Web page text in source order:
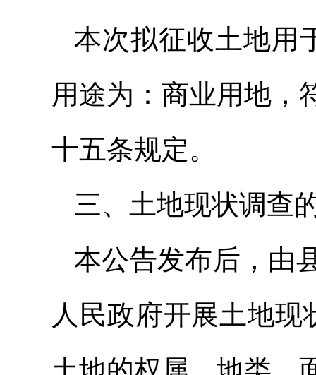
本次拟征收土地用
用途为：商业用地，
十五条规定。
三、土地现状调查
本公告发布后，由
人民政府开展土地现